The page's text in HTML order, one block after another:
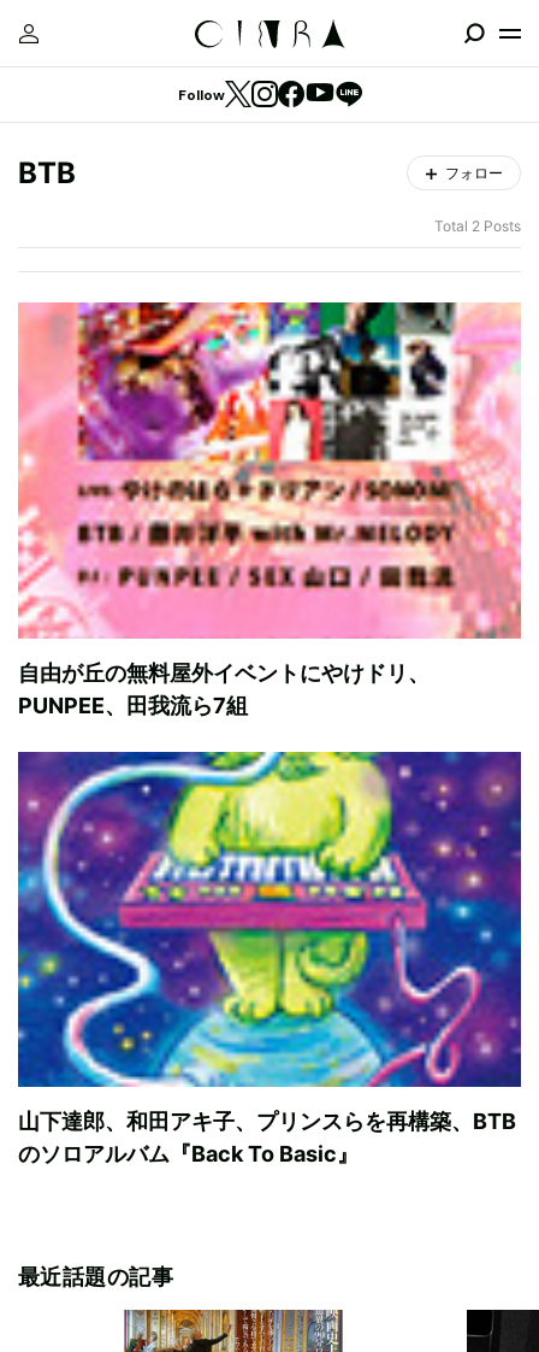
Follow
BTB フォロー
Total 2 Posts
自由が丘の無料屋外イベントにやけドリ、
PUNPEE、田我流ら7組
山下達郎、和田アキ子、プリンスらを再構築、BTB
のソロアルバム『Back To Basic』
最近話題の記事